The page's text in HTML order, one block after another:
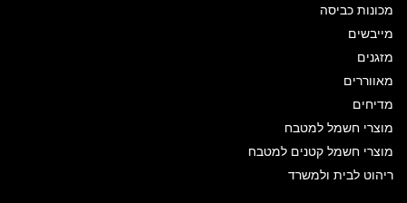
מכונות כביסה
מייבשים
מזגנים
מאווררים
מדיחים
מוצרי חשמל למטבח
מוצרי חשמל קטנים למטבח
ריהוט לבית ולמשרד